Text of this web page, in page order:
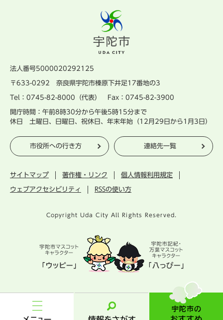
陀
市
の
法人番号5000020292125
〒633-0292 奈良県宇陀市榛原下井足17番地の3
Tel：0745-82-8000（代表） Fax：0745-82-3900
開庁時間：午前8時30分から午後5時15分まで
休日 土曜日、日曜日、祝休日、年末年始（12月29日から1月3日）
市役所への行き方 連絡先一覧
サイトマップ 著作権・リンク 個人情報利用規定
ウェブアクセシビリティ RSSの使い方
Copyright Uda City All Rights Reserved.